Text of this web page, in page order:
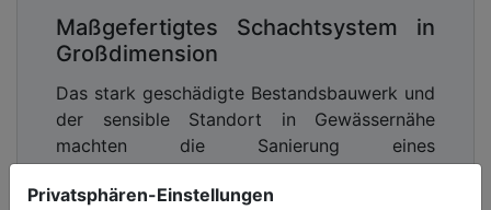
Privatsphären-Einstellungen
Maßgefertigtes Schachtsystem in
Großdimension
Das stark geschädigte Bestandsbauwerk und
der sensible Standort in Gewässernähe
machten die Sanierung eines
großdimensionierten Abwasserschachts im
nordrhein-we[...]